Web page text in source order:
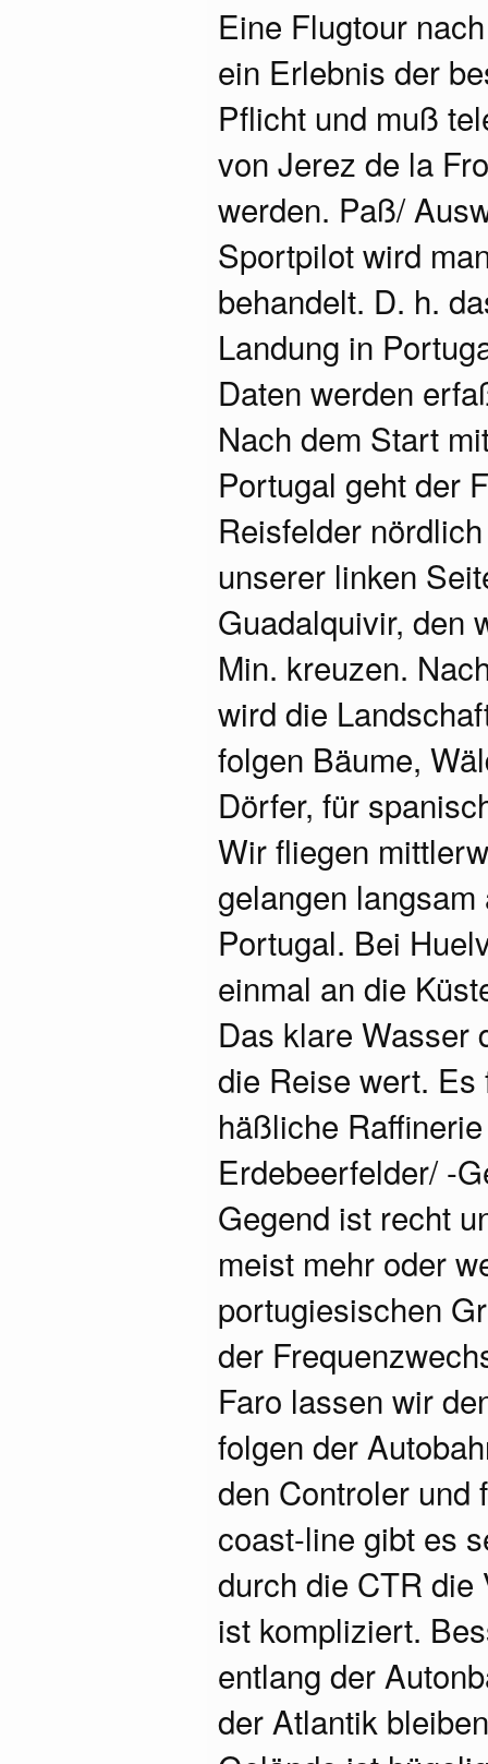
Eine Flugtour
ein Erlebnis der
Pflicht und muß
von Jerez de la
werden. Paß/
Sportpilot wird
behandelt. D. h.
Landung in
Daten werden
Nach dem Start
Portugal geht der
Reisfelder
unserer linken
Guadalquivir, den
Min. kreuzen.
wird die
folgen Bäume,
Dörfer, für
Wir fliegen
gelangen
Portugal. Bei
einmal an die
Das klare Wasser
die Reise wert.
häßliche
Erdebeerfelder/ -
Gegend ist recht
meist mehr oder
portugiesischen
der
Faro lassen wir
folgen der
den Controler und
coast-line gibt es
durch die CTR
ist kompliziert.
entlang der
der Atlantik